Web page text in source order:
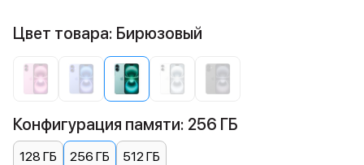
Цвет товара: Бирюзовый
Конфигурация памяти: 256 ГБ
128 ГБ 256 ГБ 512 ГБ